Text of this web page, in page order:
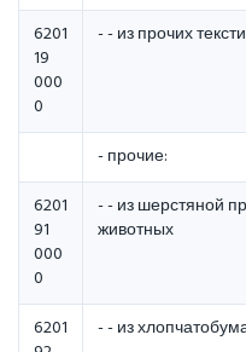
6201
19
000
0
- - из прочих
- прочие:
6201
91
000
0
- - из шерстяной
животных
6201
- - из